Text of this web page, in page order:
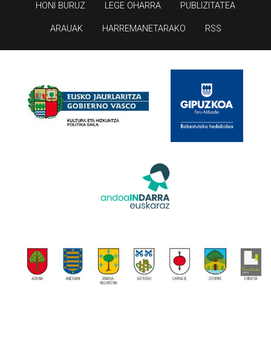
HONI BURUZ LEGE OHARRA PUBLIZITATEA
ARAUAK HARREMANETARAKO RSS